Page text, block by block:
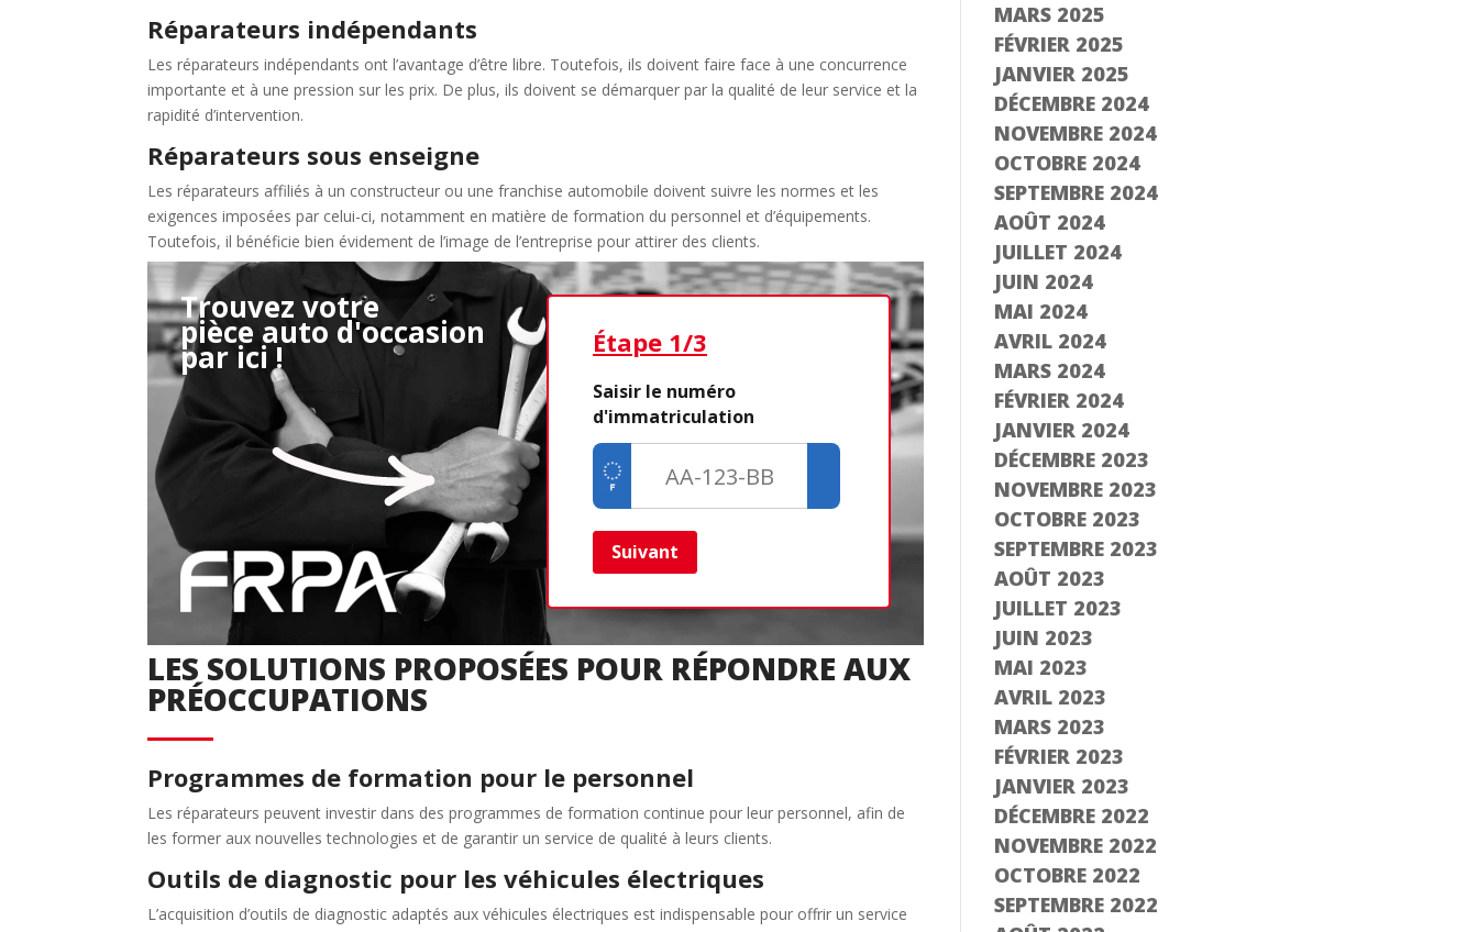
Réparateurs indépendants
Les réparateurs indépendants ont l’avantage d’être libre. Toutefois, ils doivent faire face à une concurrence
importante et à une pression sur les prix. De plus, ils doivent se démarquer par la qualité de leur service et la
rapidité d’intervention.
Réparateurs sous enseigne
Les réparateurs affiliés à un constructeur ou une franchise automobile doivent suivre les normes et les
exigences imposées par celui-ci, notamment en matière de formation du personnel et d’équipements.
Toutefois, il bénéficie bien évidement de l’image de l’entreprise pour attirer des clients.
Trouvez votre
pièce auto d'occasion
par ici !Étape 2/3
Déjà adhérent ?
Créer un compte
Retour
Étape 1/3
Saisir le numéro
d'immatriculation
Suivant
Étape 2/3
Déjà adhérent ?
Créer un compte
LES SOLUTIONS PROPOSÉES POUR RÉPONDRE AUX
PRÉOCCUPATIONS
Programmes de formation pour le personnel
Les réparateurs peuvent investir dans des programmes de formation continue pour leur personnel, afin de
les former aux nouvelles technologies et de garantir un service de qualité à leurs clients.
Outils de diagnostic pour les véhicules électriques
L’acquisition d’outils de diagnostic adaptés aux véhicules électriques est indispensable pour offrir un service
MARS 2025
FÉVRIER 2025
JANVIER 2025
DÉCEMBRE 2024
NOVEMBRE 2024
OCTOBRE 2024
SEPTEMBRE 2024
AOÛT 2024
JUILLET 2024
JUIN 2024
MAI 2024
AVRIL 2024
MARS 2024
FÉVRIER 2024
JANVIER 2024
DÉCEMBRE 2023
NOVEMBRE 2023
OCTOBRE 2023
SEPTEMBRE 2023
AOÛT 2023
JUILLET 2023
JUIN 2023
MAI 2023
AVRIL 2023
MARS 2023
FÉVRIER 2023
JANVIER 2023
DÉCEMBRE 2022
NOVEMBRE 2022
OCTOBRE 2022
SEPTEMBRE 2022